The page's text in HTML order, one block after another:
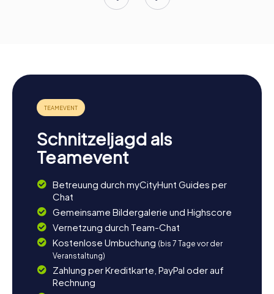
Schnitzeljagd als
Teamevent
Betreuung durch myCityHunt Guides per
Chat
Gemeinsame Bildergalerie und Highscore
Vernetzung durch Team-Chat
Kostenlose Umbuchung (bis 7 Tage vor der
Veranstaltung)
Zahlung per Kreditkarte, PayPal oder auf
Rechnung